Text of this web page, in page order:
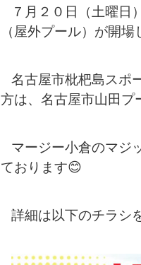
７月２０日（土曜日
（屋外プール）が開
名古屋市枇杷島スポ
方は、名古屋市山田プ
マージー小倉のマジ
ております😊
詳細は以下のチラシ